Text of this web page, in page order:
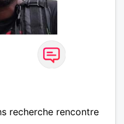
recherche rencontre